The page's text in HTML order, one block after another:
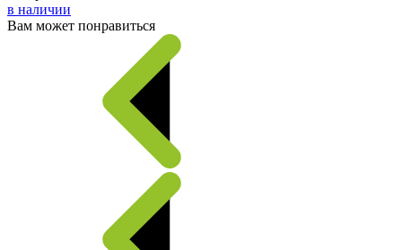
в наличии
Вам может понравиться